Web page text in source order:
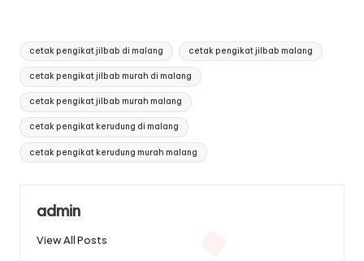
Tags:
cetak pengikat jilbab di malang cetak pengikat jilbab malang
cetak pengikat jilbab murah di malang
cetak pengikat jilbab murah malang
cetak pengikat kerudung di malang
cetak pengikat kerudung murah malang
admin
View All Posts